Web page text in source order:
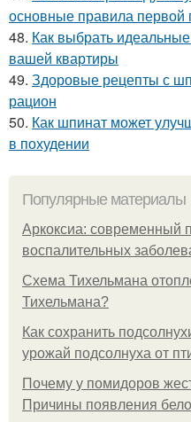
основные правила
48. Как выбрать
вашей квартиры
49. Здоровые рецепты с
рацион
50. Как шпинат может
в похудении
Популярные материалы
Аркоксиа: современный
воспалительных
Схема Тихельмана
Тихельмана?
Как сохранить
урожай подсолнуха от
Почему у помидоров
Причины появления